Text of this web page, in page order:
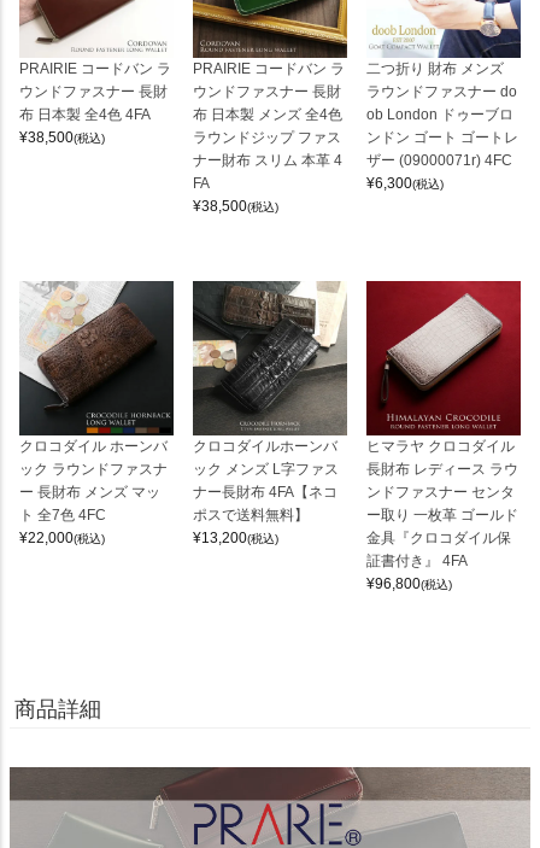
PRAIRIE コードバン ラ
ウンドファスナー 長財
布 日本製 全4色 4FA
¥38,500(税込)
PRAIRIE コードバン ラ
ウンドファスナー 長財
布 日本製 メンズ 全4色
ラウンドジップ ファス
ナー財布 スリム 本革 4
FA
¥38,500(税込)
二つ折り 財布 メンズ
ラウンドファスナー do
ob London ドゥーブロ
ンドン ゴート ゴートレ
ザー (09000071r) 4FC
¥6,300(税込)
クロコダイル ホーンバ
ック ラウンドファスナ
ー 長財布 メンズ マッ
ト 全7色 4FC
¥22,000(税込)
クロコダイルホーンバ
ック メンズ L字ファス
ナー長財布 4FA【ネコ
ポスで送料無料】
¥13,200(税込)
ヒマラヤ クロコダイル
長財布 レディース ラウ
ンドファスナー センタ
ー取り 一枚革 ゴールド
金具『クロコダイル保
証書付き』 4FA
¥96,800(税込)
商品詳細